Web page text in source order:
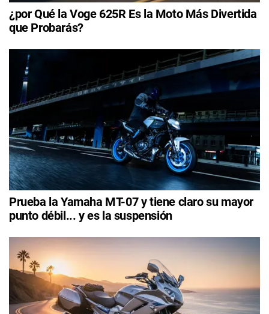
¿por Qué la Voge 625R Es la Moto Más Divertida
que Probarás?
Prueba la Yamaha MT-07 y tiene claro su mayor
punto débil... y es la suspensión